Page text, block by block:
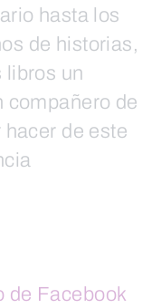
hasta los
de historias,
libros un
compañero de
hacer de este